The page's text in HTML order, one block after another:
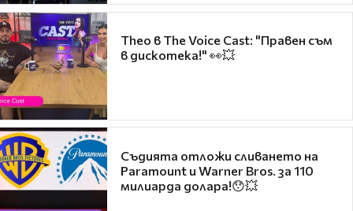
Theo в The Voice Cast: "Правен съм
в дискотека!" 👀💥
Съдията отложи сливането на
Paramount и Warner Bros. за 110
милиарда долара!😯💥